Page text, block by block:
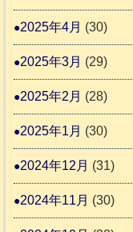
2025年4月 (30)
2025年3月 (29)
2025年2月 (28)
2025年1月 (30)
2024年12月 (31)
2024年11月 (30)